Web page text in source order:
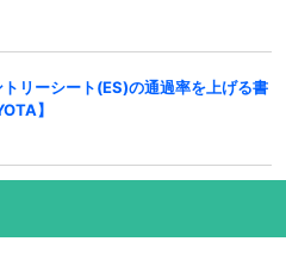
トリーシート(ES)の通過率を上げる書
】